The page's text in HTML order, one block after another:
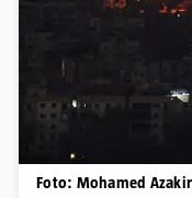
Foto: Mohamed Azakir